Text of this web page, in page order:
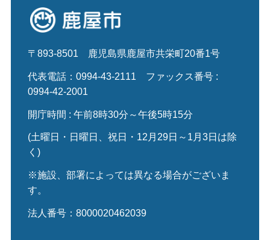
〒893-8501 鹿児島県鹿屋市共栄町20番1号
代表電話：0994-43-2111
ファックス番号 :
0994-42-2001
開庁時間 : 午前8時30分～午後5時15分
(土曜日・日曜日、祝日・12月29日～1月3日は除
く)
※施設、部署によっては異なる場合がございま
す。
法人番号：8000020462039